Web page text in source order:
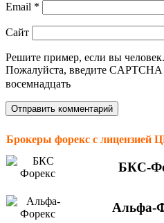
Email *
Сайт
Решите пример, если вы человек.
Пожалуйста, введите CAPTCHA
восемнадцать
Брокеры форекс с лицензией
БКС-
Альфа-